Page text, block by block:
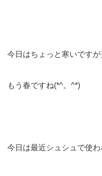
今日はちょっと寒いです
もう春ですね(*^。^*)
今日は最近シュシュで使